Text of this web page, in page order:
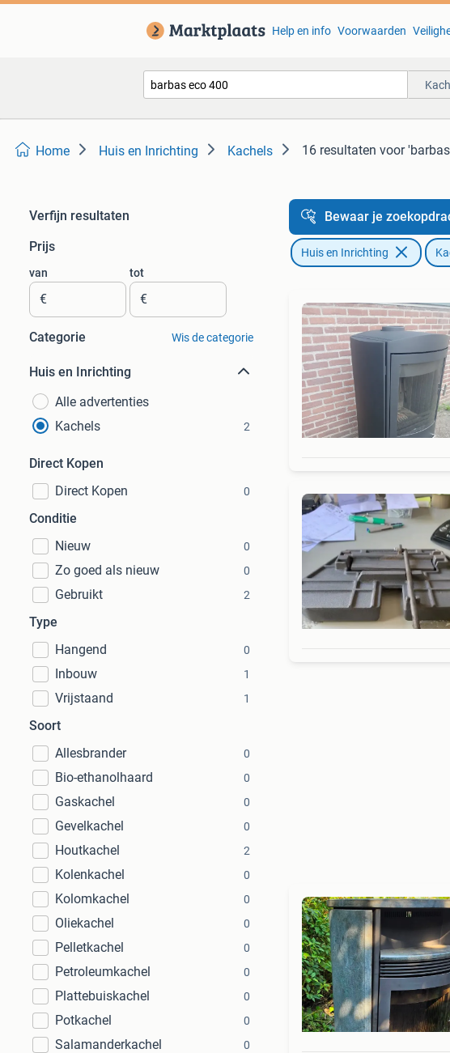
Help en info Voorwaarden
Home Huis en Inrichting Kachels 16 resultaten voor
Verfijn resultaten
Prijs
van
€
tot
€
Categorie Wis de categorie
Huis en Inrichting
Alle advertenties
Kachels
2
Direct Kopen
Direct Kopen
0
Conditie
Nieuw
0
Zo goed als nieuw 0
Gebruikt 2
Type
Hangend
0
Inbouw 1
Vrijstaand 1
Soort
Allesbrander
0
Bio-ethanolhaard 0
Gaskachel 0
Gevelkachel 0
Houtkachel 2
Kolenkachel 0
Kolomkachel 0
Oliekachel 0
Pelletkachel 0
Petroleumkachel 0
Plattebuiskachel 0
Potkachel 0
Salamanderkachel 0
Bewaar je
Huis en Inrichting